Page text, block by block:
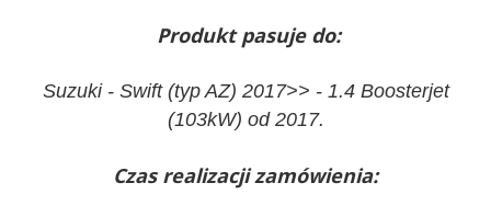
Produkt pasuje do:
Suzuki - Swift (typ AZ) 2017>> - 1.4 Boosterjet
(103kW) od 2017.
Czas realizacji zamówienia: